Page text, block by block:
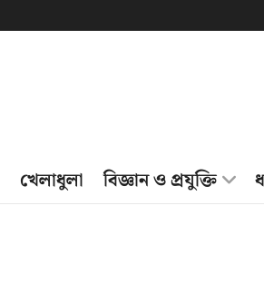
খেলাধুলা বিজ্ঞান ও প্রযুক্তি